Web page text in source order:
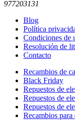
977203131
Blog
Política
Condiciones de
Resolución de
Contacto
Recambios de
Black Friday
Repuestos de
Repuestos de
Repuestos de
Recambios